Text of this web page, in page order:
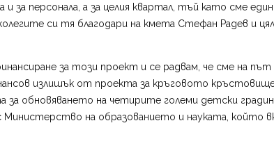
за персонала, а за целия квартал, тъй като сме
си тя благодари на кмета Стефан Радев и
за този проект и се радвам, че сме на път
излишък от проекта за кръговото кръстовище
обновяването на четирите големи детски
Министерство на образованието и науката, който